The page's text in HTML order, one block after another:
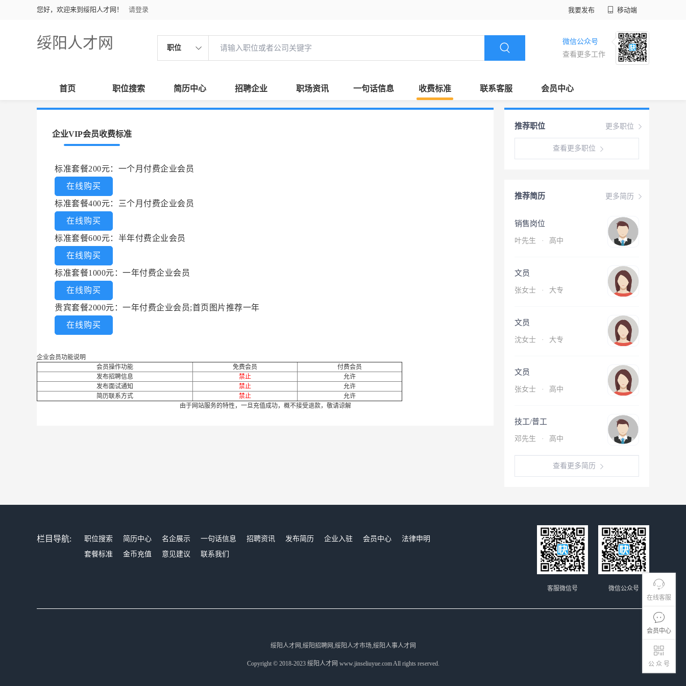
您好，欢迎来到绥阳人才网！ 请登录 我要发布 移动端
绥阳人才网 职位
微信公众号
查看更多工作
首页 职位搜索 简历中心 招聘企业 职场资讯 一句话信息 收费标准 联系客服 会员中心
在线客服
会员中心
公 众 号
企业VIP会员收费标准
标准套餐200元：一个月付费企业会员
在线购买
标准套餐400元：三个月付费企业会员
在线购买
标准套餐600元：半年付费企业会员
在线购买
标准套餐1000元：一年付费企业会员
在线购买
贵宾套餐2000元：一年付费企业会员;首页图片推荐一年
在线购买
企业会员功能说明
会员操作功能
免费会员
付费会员
发布招聘信息
禁止
允许
发布面试通知
禁止
允许
简历联系方式
禁止
允许
由于网站服务的特性，一旦充值成功，概不接受退款，敬请谅解
更多职位
推荐职位
查看更多职位
更多简历
推荐简历
销售岗位
叶先生 · 高中
文员
张女士 · 大专
文员
沈女士 · 大专
文员
张女士 · 高中
技工/普工
邓先生 · 高中
查看更多简历
栏目导航: 职位搜索 简历中心 名企展示 一句话信息 招聘资讯 发布简历 企业入驻 会员中心
法律申明
套餐标准
金币充值 意见建议 联系我们
微信公众号
客服微信号
绥阳人才网,绥阳招聘网,绥阳人才市场,绥阳人事人才网
Copyright © 2018-2023 绥阳人才网 www.jinseliuyue.com All rights reserved.